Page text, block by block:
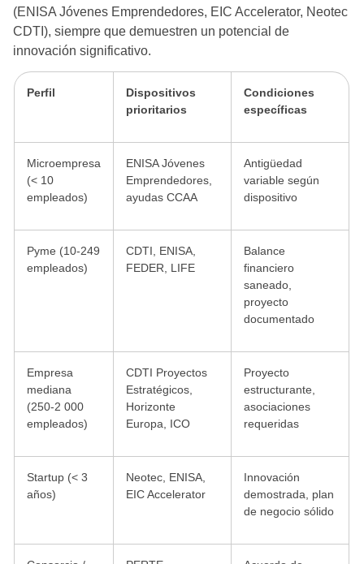
(ENISA Jóvenes Emprendedores, EIC Accelerator, Neotec
CDTI), siempre que demuestren un potencial de
innovación significativo.
Perfil
Dispositivos
prioritarios
Condiciones
específicas
Microempresa
(< 10
empleados)
ENISA Jóvenes
Emprendedores,
ayudas CCAA
Antigüedad
variable según
dispositivo
Pyme (10-249
empleados)
CDTI, ENISA,
FEDER, LIFE
Balance
financiero
saneado,
proyecto
documentado
Empresa
mediana
(250-2 000
empleados)
CDTI Proyectos
Estratégicos,
Horizonte
Europa, ICO
Proyecto
estructurante,
asociaciones
requeridas
Startup (< 3
años)
Neotec, ENISA,
EIC Accelerator
Innovación
demostrada, plan
de negocio sólido